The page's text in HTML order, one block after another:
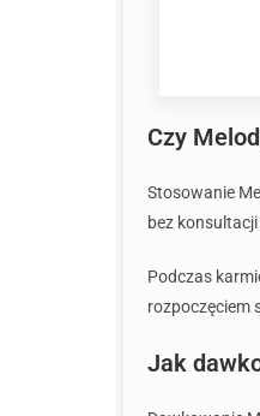
Czy
Stosowanie
bez
Podczas
rozpoczęciem
Jak